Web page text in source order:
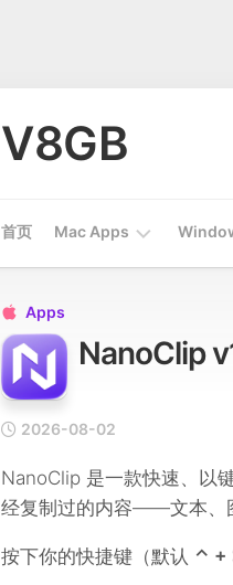
V8GB
首页 Mac Apps
开
统
工
 Apps
NanoClip
2026-08-02
NanoClip 是一款快速、以
经复制过的内容——文本、
按下你的快捷键（默认 ⌃ +